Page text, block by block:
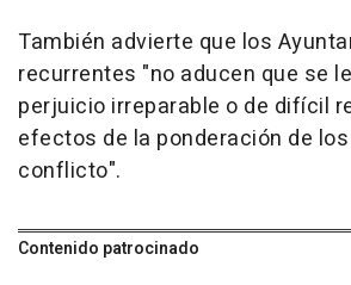
También advierte que los
recurrentes "no aducen que se
perjuicio irreparable o de difícil
efectos de la ponderación de
conflicto".
Contenido patrocinado